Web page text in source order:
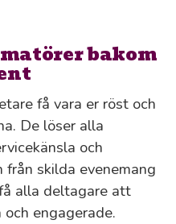
bakom
få vara er röst och
De löser alla
och
från skilda evenemang
alla deltagare att
engagerade.